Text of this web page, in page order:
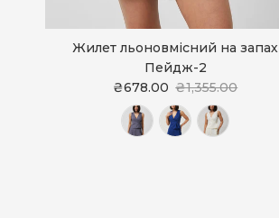
Жилет льоновмісний на запах
Пейдж-2
₴678.00 ₴1,355.00